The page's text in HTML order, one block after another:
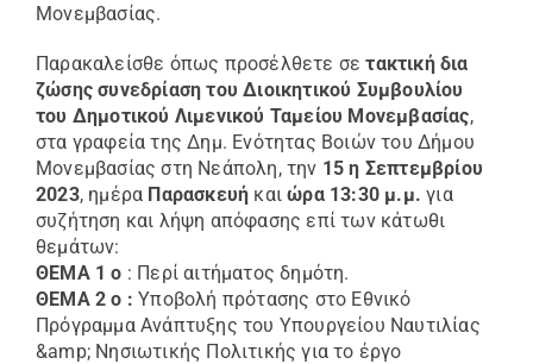
Μονεμβασίας.
Παρακαλείσθε όπως προσέλθετε σε τακτική δια
ζώσης συνεδρίαση του Διοικητικού Συμβουλίου
του Δημοτικού Λιμενικού Ταμείου Μονεμβασίας,
στα γραφεία της Δημ. Ενότητας Βοιών του Δήμου
Μονεμβασίας στη Νεάπολη, την 15 η Σεπτεμβρίου
2023, ημέρα Παρασκευή καιώρα 13:30 μ.μ. για
συζήτηση και λήψη απόφασης επί των κάτωθι
θεμάτων:
ΘΕΜΑ 1 ο : Περί αιτήματος δημότη.
ΘΕΜΑ 2 ο : Υποβολή πρότασης στο Εθνικό
Πρόγραμμα Ανάπτυξης του Υπουργείου Ναυτιλίας
&amp; Νησιωτικής Πολιτικής για το έργο